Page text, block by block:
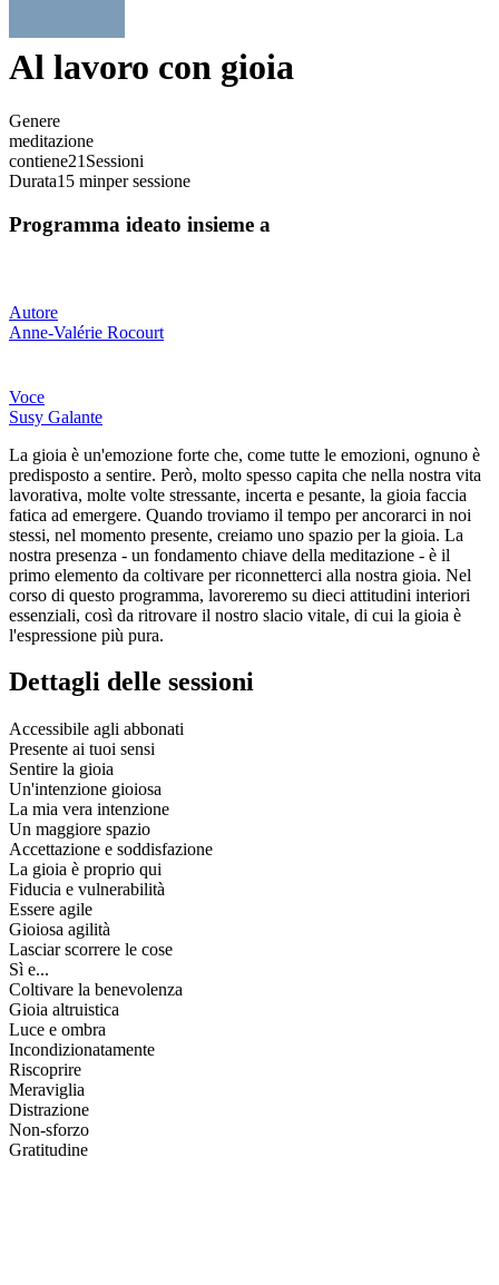
Al lavoro con gioia
Genere
meditazione
contiene21 Sessioni
Durata15 minper sessione
Programma ideato insieme a
Autore
Anne-Valérie Rocourt
Voce
Susy Galante
La gioia è un'emozione forte che, come tutte le emozioni, ognuno è
predisposto a sentire. Però, molto spesso capita che nella nostra vita
lavorativa, molte volte stressante, incerta e pesante, la gioia faccia
fatica ad emergere. Quando troviamo il tempo per ancorarci in noi
stessi, nel momento presente, creiamo uno spazio per la gioia. La
nostra presenza - un fondamento chiave della meditazione - è il
primo elemento da coltivare per riconnetterci alla nostra gioia. Nel
corso di questo programma, lavoreremo su dieci attitudini interiori
essenziali, così da ritrovare il nostro slacio vitale, di cui la gioia è
l'espressione più pura.
Dettagli delle sessioni
Accessibile agli abbonati
Presente ai tuoi sensi
Sentire la gioia
Un'intenzione gioiosa
La mia vera intenzione
Un maggiore spazio
Accettazione e soddisfazione
La gioia è proprio qui
Fiducia e vulnerabilità
Essere agile
Gioiosa agilità
Lasciar scorrere le cose
Sì e...
Coltivare la benevolenza
Gioia altruistica
Luce e ombra
Incondizionatamente
Riscoprire
Meraviglia
Distrazione
Non-sforzo
Gratitudine